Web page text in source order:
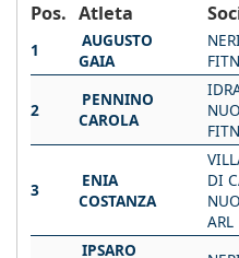
Pos. Atleta
1
AUGUSTO
GAIA
NERI
2
PENNINO
CAROLA
3
ENIA
COSTANZA
DI
ARL
IPSARO